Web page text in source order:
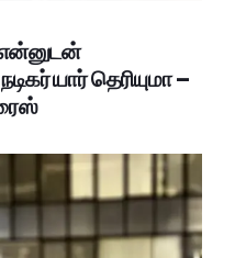
என்னுடன்
யார் தெரியுமா –